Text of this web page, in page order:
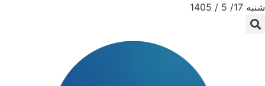
شنبه 17/ 5 / 1405